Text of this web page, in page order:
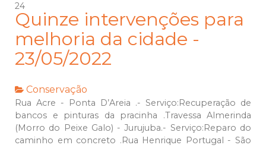
24
Quinze intervenções para
melhoria da cidade -
23/05/2022
Conservação
Rua Acre - Ponta D’Areia .- Serviço:Recuperação de
bancos e pinturas da pracinha .Travessa Almerinda
(Morro do Peixe Galo) - Jurujuba.- Serviço:Reparo do
caminho em concreto .Rua Henrique Portugal - São